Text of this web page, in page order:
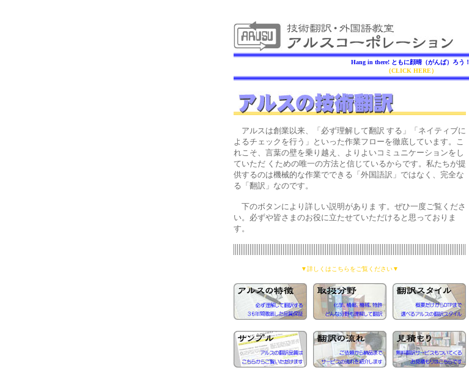
Hang in there! ともに顔晴（がんば）ろう！
（CLICK HERE）
アルスは創業以来、「必ず理解して翻訳 する」「ネイティブに
よるチェックを行う」といった作業フローを徹底しています。こ
れこそ、言葉の壁を乗り越え、よりよいコミュニケーションをし
ていただ くための唯一の方法と信じているからです。私たちが提
供するのは機械的な作業でできる「外国語訳」ではなく、完全な
る「翻訳」なのです。
下のボタンにより詳しい説明がありま す。ぜひ一度ご覧くださ
い。必ずや皆さまのお役に立たせていただけると思っておりま
す。
▼詳しくはこちらをご覧ください▼